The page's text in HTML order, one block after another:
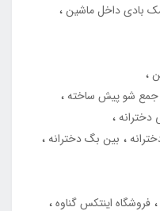
بادی داخل ماشین
جمع شو پیش ساخته
بین بگ دخترانه
فروشگاه اینتکس گناوه